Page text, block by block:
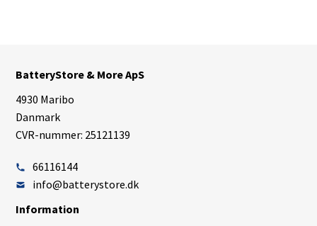
BatteryStore & More ApS
4930 Maribo
Danmark
CVR-nummer: 25121139
66116144
info@batterystore.dk
Information